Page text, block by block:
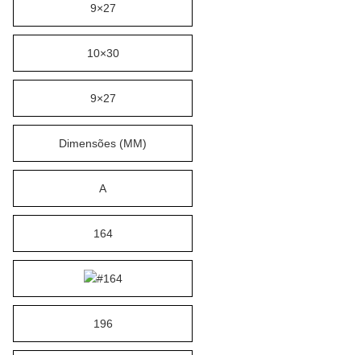
9×27
10×30
9×27
Dimensões (MM)
A
164
#164
196